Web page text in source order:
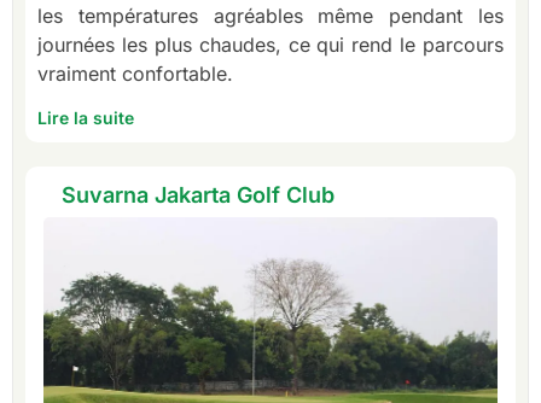
les températures agréables même pendant les
journées les plus chaudes, ce qui rend le parcours
vraiment confortable.
Lire la suite
Suvarna Jakarta Golf Club